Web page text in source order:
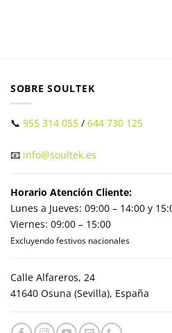
SOBRE SOULTEK
📞 955 314 055 / 644 730 125
📧 info@soultek.es
Horario Atención Cliente:
Lunes a Jueves: 09:00 – 14:00 y
Viernes: 09:00 – 15:00
Excluyendo festivos nacionales
Calle Alfareros, 24
41640 Osuna (Sevilla), España